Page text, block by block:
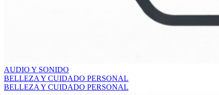
AUDIO Y SONIDO
BELLEZA Y CUIDADO PERSONAL
BELLEZA Y CUIDADO PERSONAL